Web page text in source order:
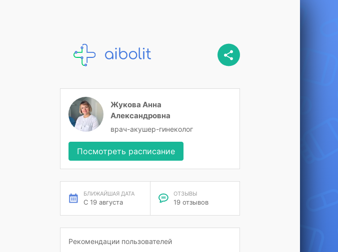
Жукова Анна
Александровна
врач-акушер-гинеколог
Посмотреть расписание
БЛИЖАЙШАЯ ДАТА
С 19 августа
ОТЗЫВЫ
19 отзывов
Рекомендации пользователей